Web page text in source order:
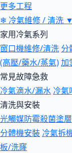
更多工程
❄ 冷氣維修 / 清洗 ▼
家用冷氣系列
窗口機維修/清洗 分
(高壓/藥水/蒸氣)加
常見故障急救
冷氣滴水/漏水 冷氣
清洗與安裝
光觸媒防霉殺菌塗層
分體機安裝 冷氣拆
板/洗窿